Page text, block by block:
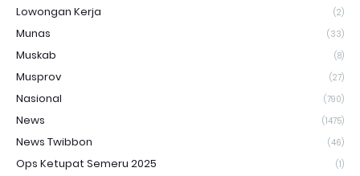
Lowongan Kerja (2)
Munas (33)
Muskab (8)
Musprov (27)
Nasional (790)
News (1475)
News Twibbon (46)
Ops Ketupat Semeru 2025 (1)